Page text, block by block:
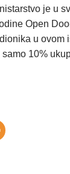
je u
Open
u
10%